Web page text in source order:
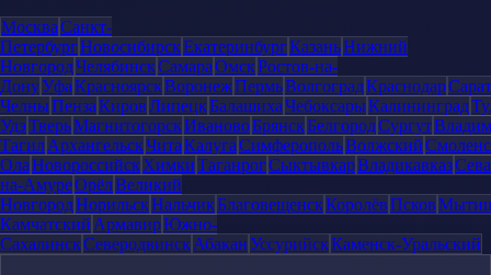
МоскваСанкт-
ПетербургНовосибирскЕкатеринбургКазаньНижний
НовгородЧелябинскСамараОмскРостов-на-
ДонуУфаКрасноярскВоронежПермьВолгоградКраснодар
ЧелныПензаКировЛипецкБалашихаЧебоксарыКалининград
УдэТверьМагнитогорскИвановоБрянскБелгородСургут
ТагилАрхангельскЧитаКалугаСимферопольВолжский
ОлаНовороссийскХимкиТаганрогСыктывкарВладикавказ
на-АмуреОрёлВеликий
НовгородНорильскНальчикБлаговещенскКоролёвПсков
Камчатский АрмавирЮжно-
СахалинскСеверодвинскАбаканУссурийскКаменск-Уральский